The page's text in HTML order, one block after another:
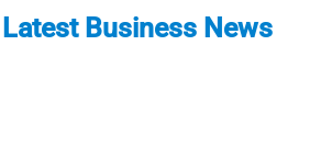
Latest Business News